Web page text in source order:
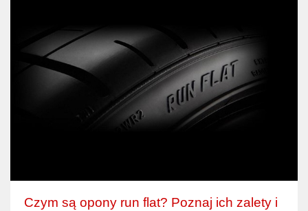
Czym są opony run flat? Poznaj ich zalety i